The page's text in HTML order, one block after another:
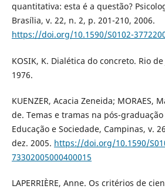
quantitativa: esta é a questão?
Brasília, v. 22, n. 2, p. 201-210, 2006.
https://doi.org/10.1590/S0102-
KOSIK, K. Dialética do concreto. Rio
1976.
KUENZER, Acacia Zeneida; MORAES,
de. Temas e tramas na pós-
Educação e Sociedade, Campinas, v.
dez. 2005. https://doi.org/10.1590/
73302005000400015
LAPERRIÈRE, Anne. Os critérios de